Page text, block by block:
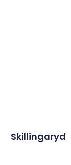
Skillingaryd